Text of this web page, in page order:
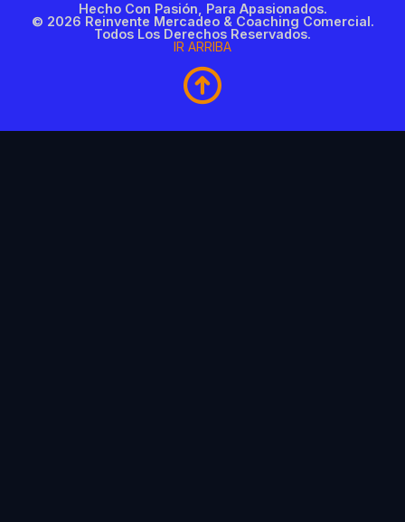
Hecho Con Pasión, Para Apasionados.
© 2026 Reinvente Mercadeo & Coaching Comercial.
Todos Los Derechos Reservados.
IR ARRIBA